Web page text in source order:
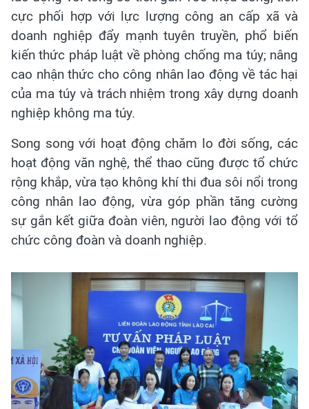
cực phối hợp với lực lượng công an cấp xã và
doanh nghiệp đẩy mạnh tuyên truyền, phổ biến
kiến thức pháp luật về phòng chống ma túy; nâng
cao nhận thức cho công nhân lao động về tác hại
của ma túy và trách nhiệm trong xây dựng doanh
nghiệp không ma túy.
Song song với hoạt động chăm lo đời sống, các
hoạt động văn nghệ, thể thao cũng được tổ chức
rộng khắp, vừa tạo không khí thi đua sôi nổi trong
công nhân lao động, vừa góp phần tăng cường
sự gắn kết giữa đoàn viên, người lao động với tổ
chức công đoàn và doanh nghiệp.